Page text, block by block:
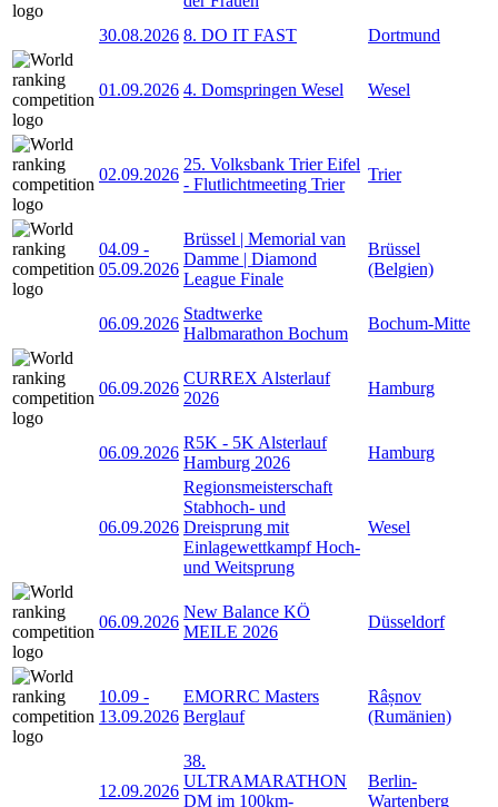
30.08.2026 8. DO IT FAST Dortmund
01.09.2026 4. Domspringen Wesel Wesel
02.09.2026
25. Volksbank Trier Eifel
- Flutlichtmeeting Trier
Trier
04.09 -
05.09.2026
Brüssel | Memorial van
Damme | Diamond
League Finale
Brüssel
(Belgien)
06.09.2026
Stadtwerke
Halbmarathon Bochum
Bochum-Mitte
06.09.2026
CURREX Alsterlauf
2026
Hamburg
06.09.2026
R5K - 5K Alsterlauf
Hamburg 2026
Hamburg
06.09.2026
Regionsmeisterschaft
Stabhoch- und
Dreisprung mit
Einlagewettkampf Hoch-
und Weitsprung
Wesel
06.09.2026
New Balance KÖ
MEILE 2026
Düsseldorf
10.09 -
13.09.2026
EMORRC Masters
Berglauf
Râșnov
(Rumänien)
12.09.2026
38.
ULTRAMARATHON
DM im 100km-
Berlin-
Wartenberg